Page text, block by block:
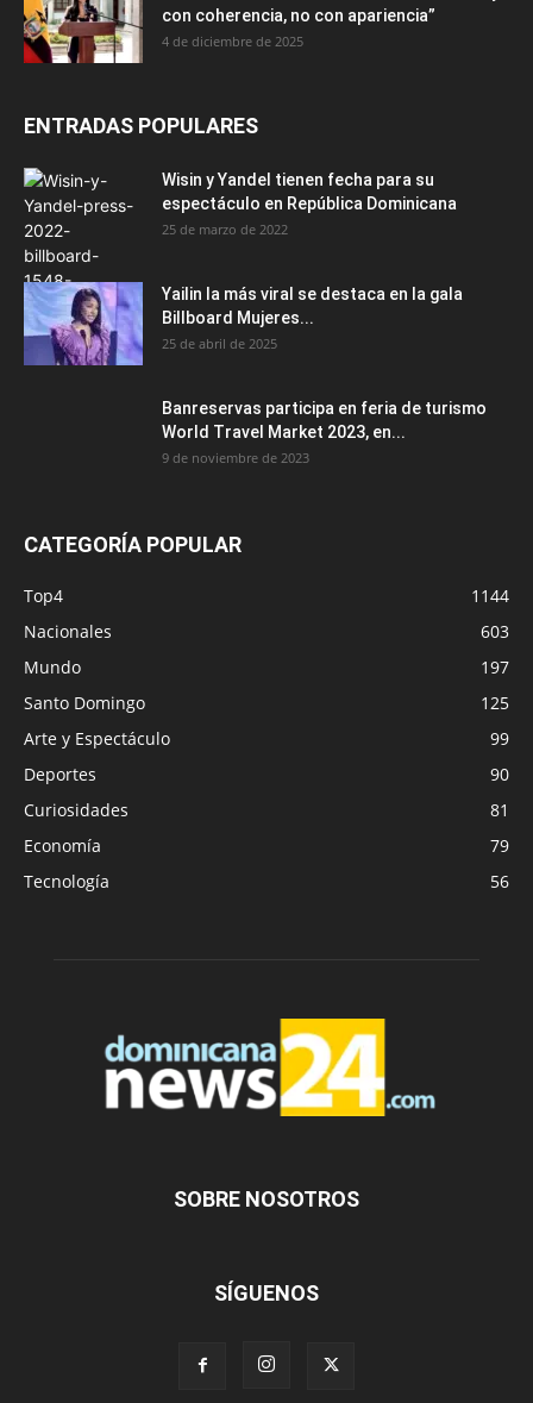
con coherencia, no con apariencia”
4 de diciembre de 2025
ENTRADAS POPULARES
Wisin y Yandel tienen fecha para su
espectáculo en República Dominicana
25 de marzo de 2022
Yailin la más viral se destaca en la gala
Billboard Mujeres...
25 de abril de 2025
Banreservas participa en feria de turismo
World Travel Market 2023, en...
9 de noviembre de 2023
CATEGORÍA POPULAR
Top4
1144
Nacionales
603
Mundo
197
Santo Domingo
125
Arte y Espectáculo
99
Deportes
90
Curiosidades
81
Economía
79
Tecnología
56
SOBRE NOSOTROS
SÍGUENOS